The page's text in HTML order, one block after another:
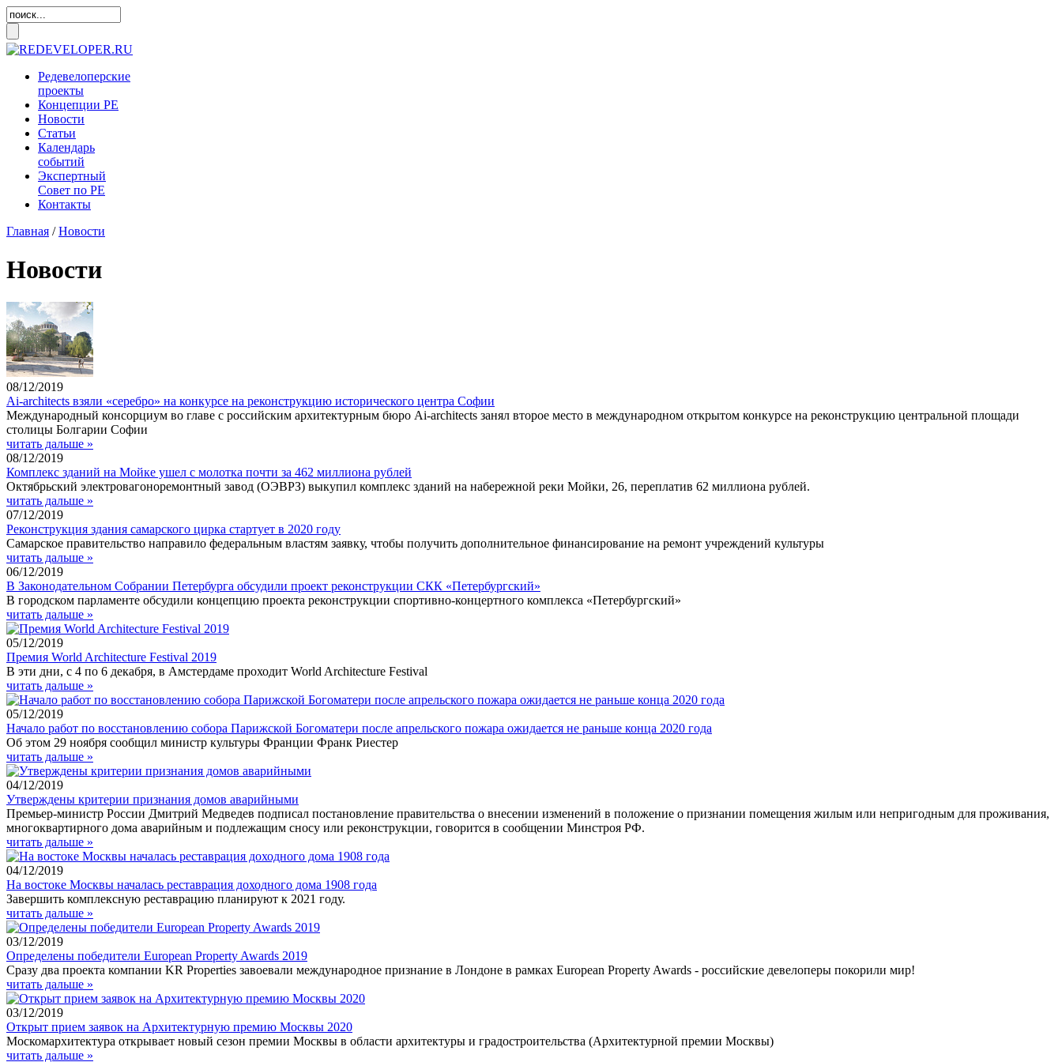
Редевелоперские
проекты
Концепции РЕ
Новости
Статьи
Календарь
событий
Экспертный
Совет по РЕ
Контакты
Главная /Новости
Новости
08/12/2019
Ai-architects взяли «серебро» на конкурсе на реконструкцию исторического центра Софии
Международный консорциум во главе с российским архитектурным бюро Ai-architects занял второе место в международном открытом конкурсе на реконструкцию центральной площади
столицы Болгарии Софии
читать дальше »
08/12/2019
Комплекс зданий на Мойке ушел с молотка почти за 462 миллиона рублей
Октябрьский электровагоноремонтный завод (ОЭВРЗ) выкупил комплекс зданий на набережной реки Мойки, 26, переплатив 62 миллиона рублей.
читать дальше »
07/12/2019
Реконструкция здания самарского цирка стартует в 2020 году
Самарское правительство направило федеральным властям заявку, чтобы получить дополнительное финансирование на ремонт учреждений культуры
читать дальше »
06/12/2019
В Законодательном Собрании Петербурга обсудили проект реконструкции СКК «Петербургский»
В городском парламенте обсудили концепцию проекта реконструкции спортивно-концертного комплекса «Петербургский»
читать дальше »
05/12/2019
Премия World Architecture Festival 2019
В эти дни, с 4 по 6 декабря, в Амстердаме проходит World Architecture Festival
читать дальше »
05/12/2019
Начало работ по восстановлению собора Парижской Богоматери после апрельского пожара ожидается не раньше конца 2020 года
Об этом 29 ноября сообщил министр культуры Франции Франк Риестер
читать дальше »
04/12/2019
Утверждены критерии признания домов аварийными
Премьер-министр России Дмитрий Медведев подписал постановление правительства о внесении изменений в положение о признании помещения жилым или непригодным для проживания,
многоквартирного дома аварийным и подлежащим сносу или реконструкции, говорится в сообщении Минстроя РФ.
читать дальше »
04/12/2019
На востоке Москвы началась реставрация доходного дома 1908 года
Завершить комплексную реставрацию планируют к 2021 году.
читать дальше »
03/12/2019
Определены победители European Property Awards 2019
Сразу два проекта компании KR Properties завоевали международное признание в Лондоне в рамках European Property Awards - российские девелоперы покорили мир!
читать дальше »
03/12/2019
Открыт прием заявок на Архитектурную премию Москвы 2020
Москомархитектура открывает новый сезон премии Москвы в области архитектуры и градостроительства (Архитектурной премии Москвы)
читать дальше »